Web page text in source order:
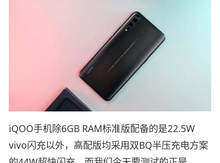
iQOO手机除6GB RAM标准版配备的是22.5W
vivo闪充以外，高配版均采用双BQ半压充电方案